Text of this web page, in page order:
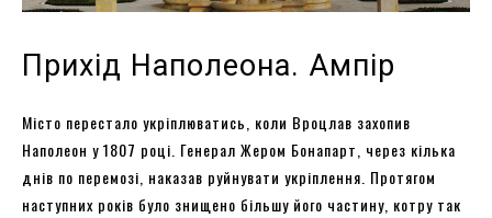
Прихід Наполеона. Ампір
Місто перестало укріплюватись, коли Вроцлав захопив
Наполеон у 1807 році. Генерал Жером Бонапарт, через кілька
днів по перемозі, наказав руйнувати укріплення. Протягом
наступних років було знищено більшу його частину, котру так